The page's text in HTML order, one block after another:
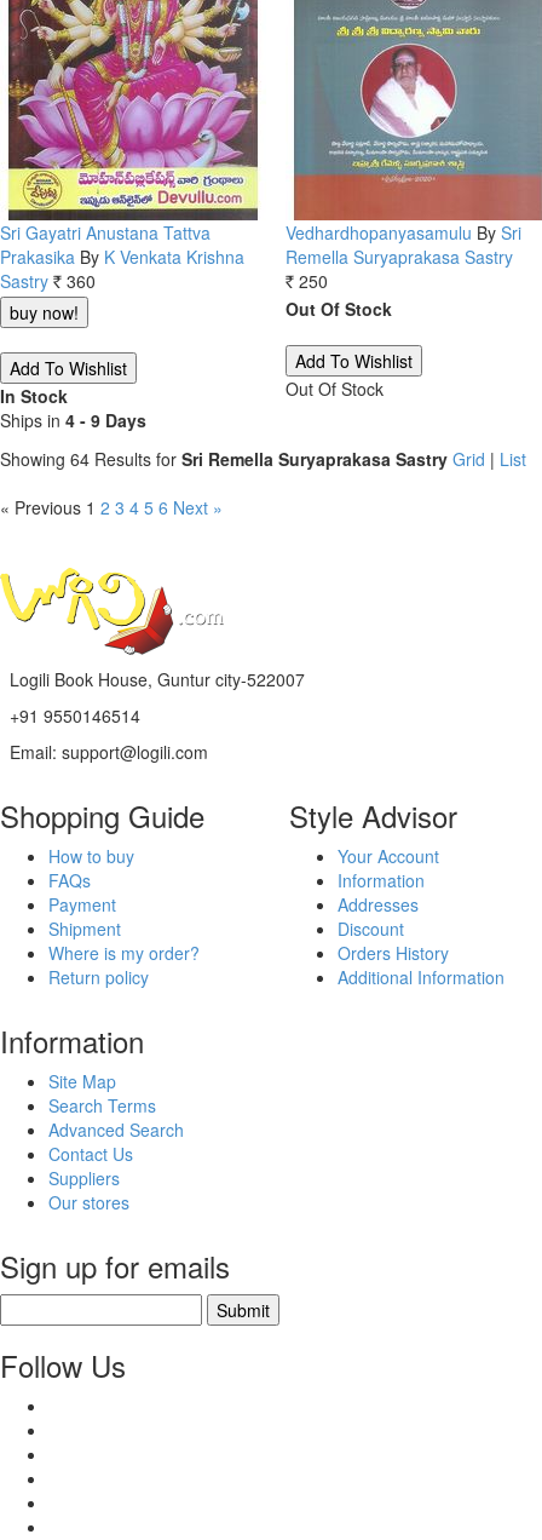
Sri Gayatri Anustana Tattva
Prakasika By K Venkata Krishna
Sastry Rs. 360
In Stock
Ships in 4 - 9 Days
Vedhardhopanyasamulu By Sri
Remella Suryaprakasa Sastry
Rs.
250
Out Of Stock
Out Of Stock
Showing 64 Results for Sri Remella Suryaprakasa Sastry Grid | List
« Previous 1 2 3 4 5 6 Next »
Logili Book House, Guntur city-522007
+91 9550146514
Email: support@logili.com
Shopping Guide
How to buy
FAQs
Payment
Shipment
Where is my order?
Return policy
Style Advisor
Your Account
Information
Addresses
Discount
Orders History
Additional Information
Information
Site Map
Search Terms
Advanced Search
Contact Us
Suppliers
Our stores
Sign up for emails
Submit
Follow Us